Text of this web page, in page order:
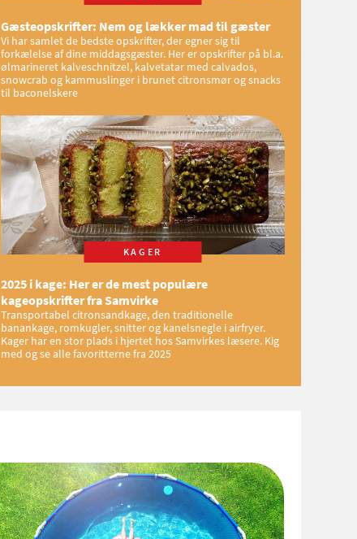
Gæsteopskrifter: Nem og lækker mad til gæster
Vi har samlet de bedste opskrifter, der egner sig til
forkælelse af dine middagsgæster. Her er opskrifter på bl.a.
ølmarineret kalveschnitzel, kalvetatar med calvados,
snowcrab og kammuslinger i brunet citronsmør og snacks
til baconelskere
KAGER
2025 i kage: Her er de mest populære
kageopskrifter fra Samvirke
Transportabel citronsandkage, den traditionelle
banankage, romkugler, snitter og kanelsnegle i airfryer.
Kager har en stor plads i hjertet hos Samvirkes læsere. Kig
med og se alle favoritterne fra 2025